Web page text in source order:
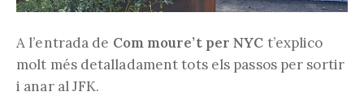
A l’entrada de Com moure’t per NYC t’explico
molt més detalladament tots els passos per sortir
i anar al JFK.